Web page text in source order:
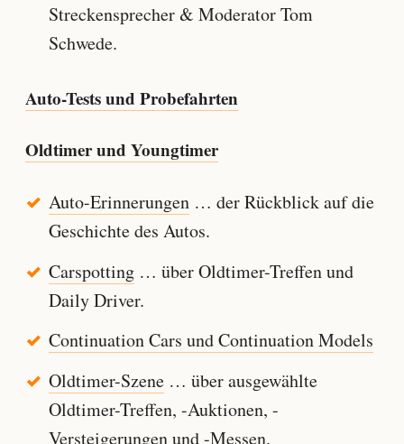
Streckensprecher & Moderator Tom
Schwede.
Auto-Tests und Probefahrten
Oldtimer und Youngtimer
Auto-Erinnerungen… der Rückblick auf die
Geschichte des Autos.
Carspotting… über Oldtimer-Treffen und
Daily Driver.
Continuation Cars und Continuation Models
Oldtimer-Szene… über ausgewählte
Oldtimer-Treffen, -Auktionen, -
Versteigerungen und -Messen.